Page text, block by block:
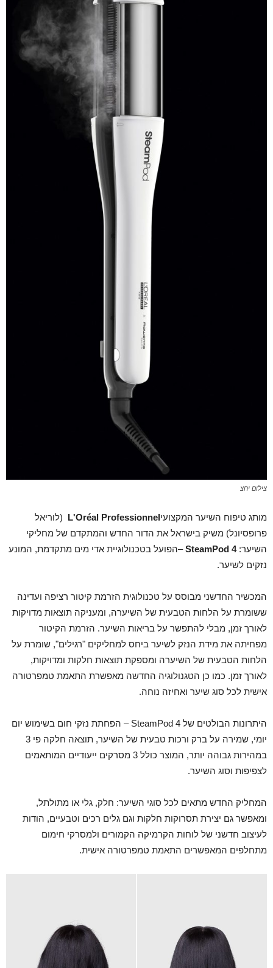
צילום יחצ
מותג טיפוח השיער המקצועיL'Oréal Professionnel (לוריאל
פרופסיונל) משיק בישראל את הדור החדש והמתקדם של מחליקי
השיער:SteamPod 4–הפועל בטכנולוגיית אדי מים מתקדמת, המונע
נזקים לשיער.
המכשיר החדשני מבוסס על טכנולוגית הזרמת קיטור רציפה ועדינה
ששומרת על הלחות הטבעית של השיערה, ומעניקה תוצאות מדויקות
לאורך זמן, מבלי להתפשר על בריאות השיער. הזרמת הקיטור
מפחיתה את מידת הנזק לשיער ביחס למחליקים "רגילים", שומרת על
הלחות הטבעית של השיערה ומספקת תוצאות חלקות ומדויקות,
לאורך זמן. כמו כן הטגנולוגיה החדשה מאפשרת התאמת טמפרטורה
אישית לכל סוג שיער ואחיזה נוחה.
היתרונות הבולטים של SteamPod 4 – הפחתת נזקי חום בשימוש יום
יומי, שמירה על ברק ורכות טבעית של השיער, תוצאה חלקה פי 3
במהירות גבוהה יותר, המוצר כולל 3 מסרקים ייעודיים המותאמים
לצפיפות וסוג השיער.
המחליק החדש מתאים לכל סוגי השיער: חלק, גלי או מתולתל,
ומאפשר גם יצירת תסרוקות חלקות וגם גלים רכים וטבעיים, הודות
לעיצוב חדשני של לוחות הקרמיקה הקמורים ולמסרקי חימום
מתחלפים המאפשרים התאמת טמפרטורה אישית.